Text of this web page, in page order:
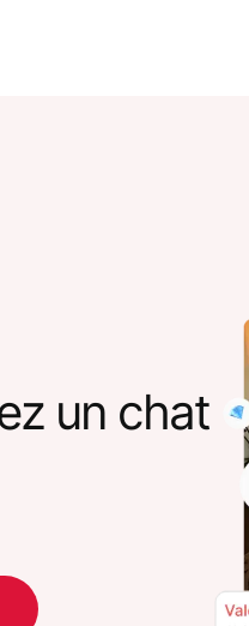
un chat